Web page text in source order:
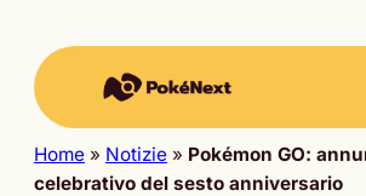
Home » Notizie » Pokémon GO:
celebrativo del sesto anniversario